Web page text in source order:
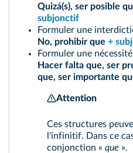
Quizá(s), ser posible
subjonctif
Formuler une
No, prohibir que +
Formuler une
Hacer falta que, ser
que, ser importante
Attention
Ces structures
l'infinitif. Dans ce
conjonction « que ».